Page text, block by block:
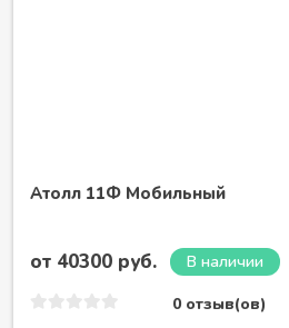
Атолл 11Ф Мобильный
от 40300 руб.
В наличии
0 отзыв(ов)